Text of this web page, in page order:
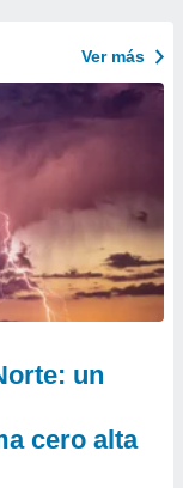
Ver más
un
cero alta